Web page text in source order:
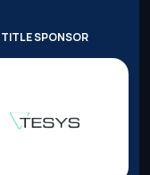
TITLE SPONSOR